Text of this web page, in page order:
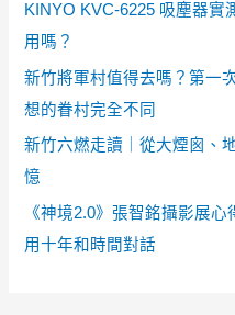
KINYO KVC-6225 吸塵器實
用嗎？
新竹將軍村值得去嗎？第一
想的眷村完全不同
新竹六燃走讀｜從大煙囪、
憶
《神境2.0》張智銘攝影展
用十年和時間對話